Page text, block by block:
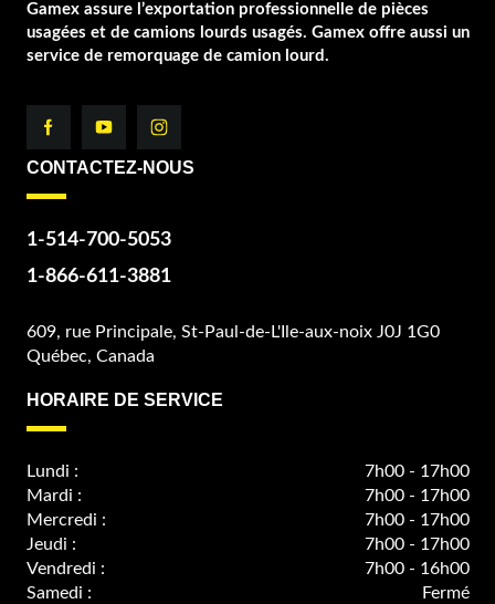
Gamex assure l’exportation professionnelle de pièces
usagées et de camions lourds usagés. Gamex offre aussi un
service de remorquage de camion lourd.
CONTACTEZ-NOUS
1-514-700-5053
1-866-611-3881
609, rue Principale, St-Paul-de-L'Ile-aux-noix J0J 1G0
Québec, Canada
HORAIRE DE SERVICE
Lundi :
7h00 - 17h00
Mardi :
7h00 - 17h00
Mercredi :
7h00 - 17h00
Jeudi :
7h00 - 17h00
Vendredi :
7h00 - 16h00
Samedi :
Fermé